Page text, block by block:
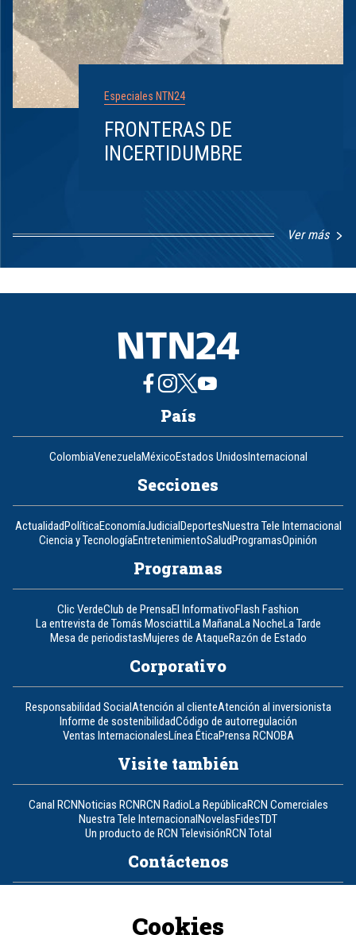
Especiales NTN24
FRONTERAS DE
INCERTIDUMBRE
Ver más
1
8
País
ColombiaVenezuelaMéxicoEstados UnidosInternacional
Secciones
ActualidadPolíticaEconomíaJudicialDeportesNuestra Tele Internacional
Ciencia y TecnologíaEntretenimientoSaludProgramasOpinión
Programas
Clic VerdeClub de PrensaEl InformativoFlash Fashion
La entrevista de Tomás MosciattiLa MañanaLa NocheLa Tarde
Mesa de periodistasMujeres de AtaqueRazón de Estado
Corporativo
Responsabilidad SocialAtención al clienteAtención al inversionista
Informe de sostenibilidadCódigo de autorregulación
Ventas InternacionalesLínea ÉticaPrensa RCNOBA
Visite también
Canal RCNNoticias RCNRCN RadioLa RepúblicaRCN Comerciales
Nuestra Tele InternacionalNovelasFidesTDT
Un producto de RCN TelevisiónRCN Total
Contáctenos
Cookies